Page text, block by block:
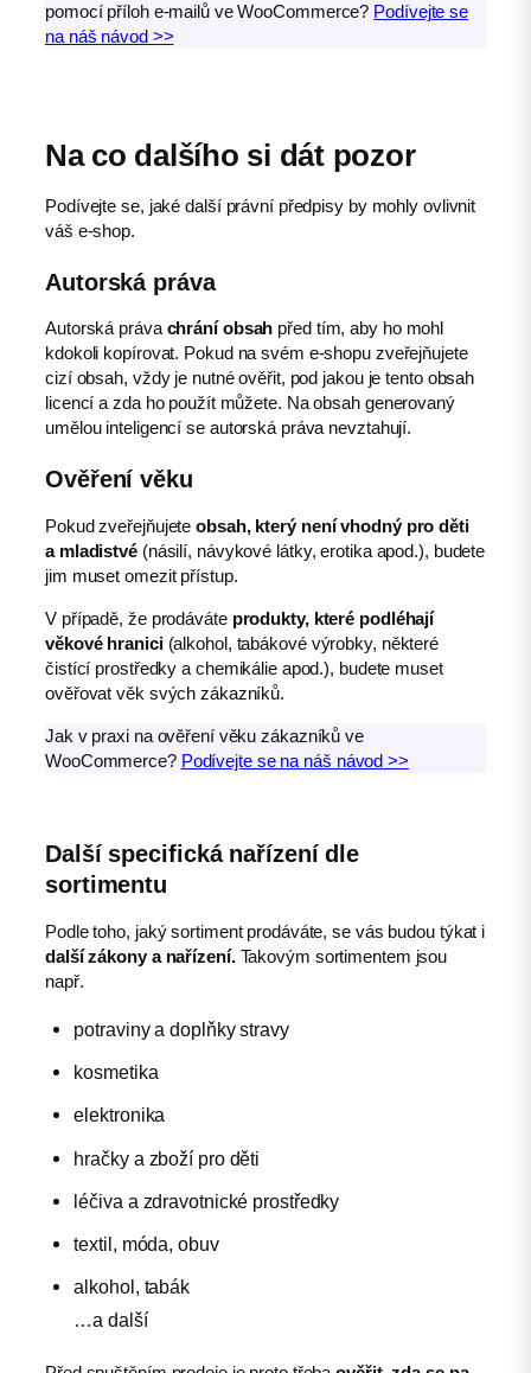
pomocí příloh e-mailů ve WooCommerce? Podívejte se
na náš návod >>
Na co dalšího si dát pozor
Podívejte se, jaké další právní předpisy by mohly ovlivnit
váš e-shop.
Autorská práva
Autorská právachrání obsah před tím, aby ho mohl
kdokoli kopírovat. Pokud na svém e-shopu zveřejňujete
cizí obsah, vždy je nutné ověřit, pod jakou je tento obsah
licencí a zda ho použít můžete. Na obsah generovaný
umělou inteligencí se autorská práva nevztahují.
Ověření věku
Pokud zveřejňujete obsah, který není vhodný pro děti
a mladistvé(násilí, návykové látky, erotika apod.), budete
jim muset omezit přístup.
V případě, že prodáváteprodukty, které podléhají
věkové hranici (alkohol, tabákové výrobky, některé
čistící prostředky a chemikálie apod.), budete muset
ověřovat věk svých zákazníků.
Jak v praxi na ověření věku zákazníků ve
WooCommerce? Podívejte se na náš návod >>
Další specifická nařízení dle
sortimentu
Podle toho, jaký sortiment prodáváte, se vás budou týkat i
další zákony a nařízení. Takovým sortimentem jsou
např.
potraviny a doplňky stravy
kosmetika
elektronika
hračky a zboží pro děti
léčiva a zdravotnické prostředky
textil, móda, obuv
alkohol, tabák
…a další